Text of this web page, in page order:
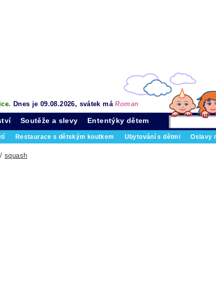
Dnes je 09.08.2026, svátek máRoman
Restaurace s dětským koutkem Ubytování s dětmi Oslavy
Soutěže a slevy Ententýky dětem
/squash